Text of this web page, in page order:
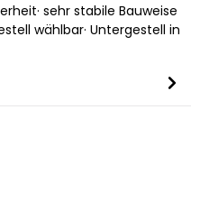
sehr stabile Bauweise
wählbar· Untergestell in